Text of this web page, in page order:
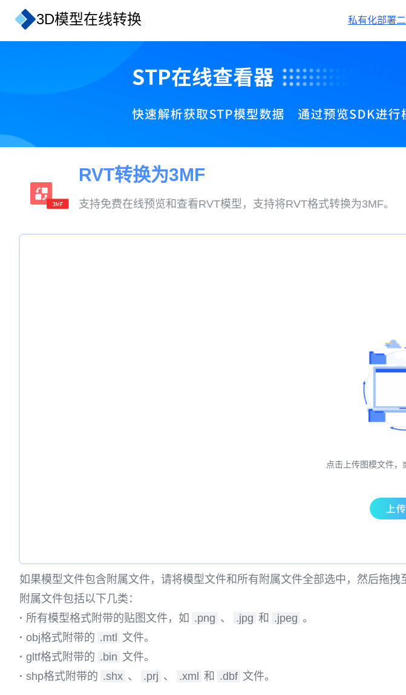
3D模型在线转换 私有化部署
RVT转换为3MF
支持免费在线预览和查看RVT模型，支持将RVT格式转换为3MF。
点击上传图模文件，
如果模型文件包含附属文件，请将模型文件和所有附属文件全部选中，然后拖拽
附属文件包括以下几类：
· 所有模型格式附带的贴图文件，如 .png 、 .jpg 和 .jpeg 。
· obj格式附带的 .mtl
文件。
· gltf格式附带的 .bin 文件。
· shp格式附带的 .shx 、 .prj 、 .xml 和 .dbf 文件。